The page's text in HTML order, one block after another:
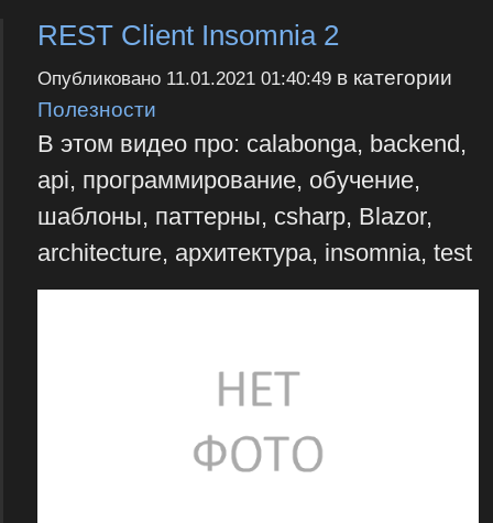
REST Client Insomnia 2
Опубликовано 11.01.2021 01:40:49в категории
Полезности
В этом видео про: calabonga, backend,
api, программирование, обучение,
шаблоны, паттерны, csharp, Blazor,
architecture, архитектура, insomnia, test